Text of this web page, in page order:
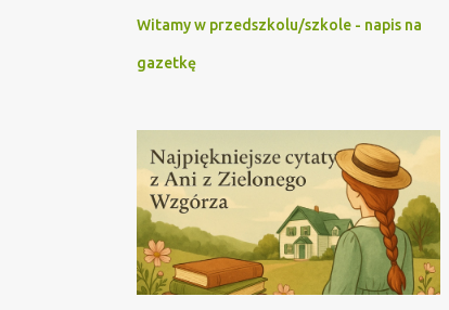
Witamy w przedszkolu/szkole - napis na
gazetkę